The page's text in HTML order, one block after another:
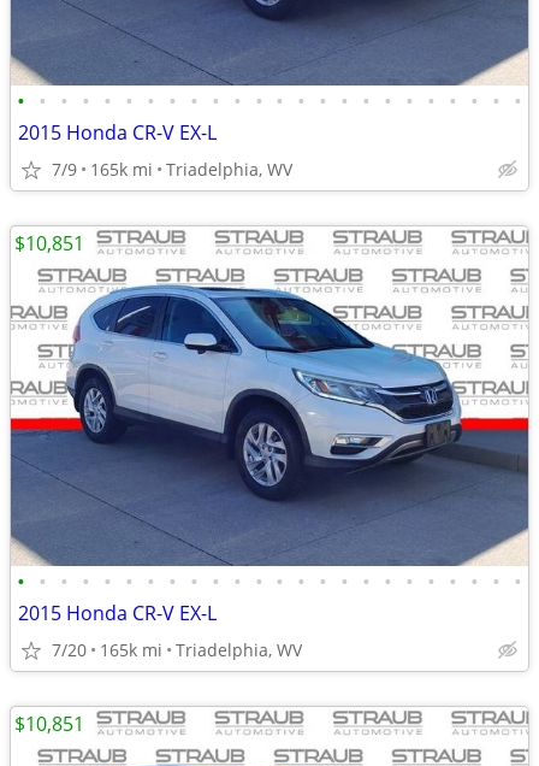
• • • • • • • • • • • • • • • • • • • • • • • •
2015 Honda CR-V EX-L
7/9 165k mi Triadelphia, WV
• • • • • • • • • • • • • • • • • • • • • • • •
2015 Honda CR-V EX-L
7/20 165k mi Triadelphia, WV
$10,851
$10,851